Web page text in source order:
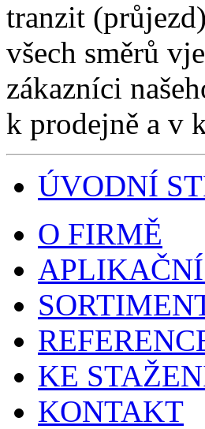
tranzit
všech směrů
zákazníci
k prodejně a v
ÚVODNÍ
O FIRMĚ
KE
KONTAKT